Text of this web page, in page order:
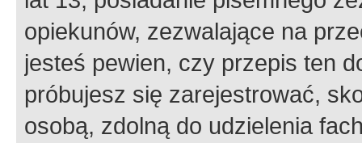
opiekunów, zezwalające na
jesteś pewien, czy przepis ten
próbujesz się zarejestrować,
osobą, zdolną do udzielenia